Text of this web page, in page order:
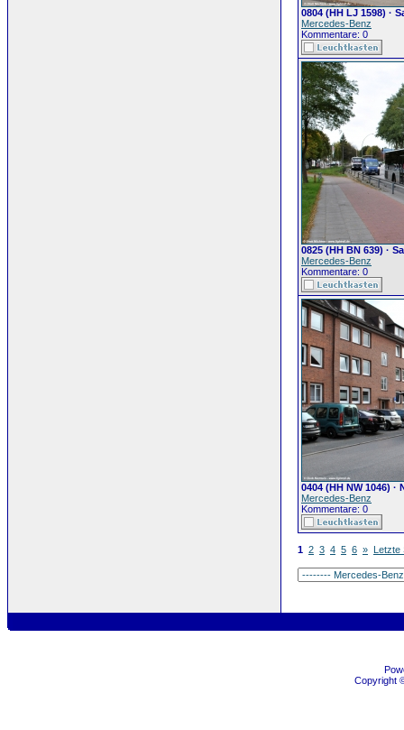
0804 (HH LJ 1598) ·
Mercedes-Benz
Kommentare: 0
0825 (HH BN 639) ·
Mercedes-Benz
Kommentare: 0
0404 (HH NW 1046) ·
Mercedes-Benz
Kommentare: 0
1 2 3 4 5 6 » Letzte
Copyright